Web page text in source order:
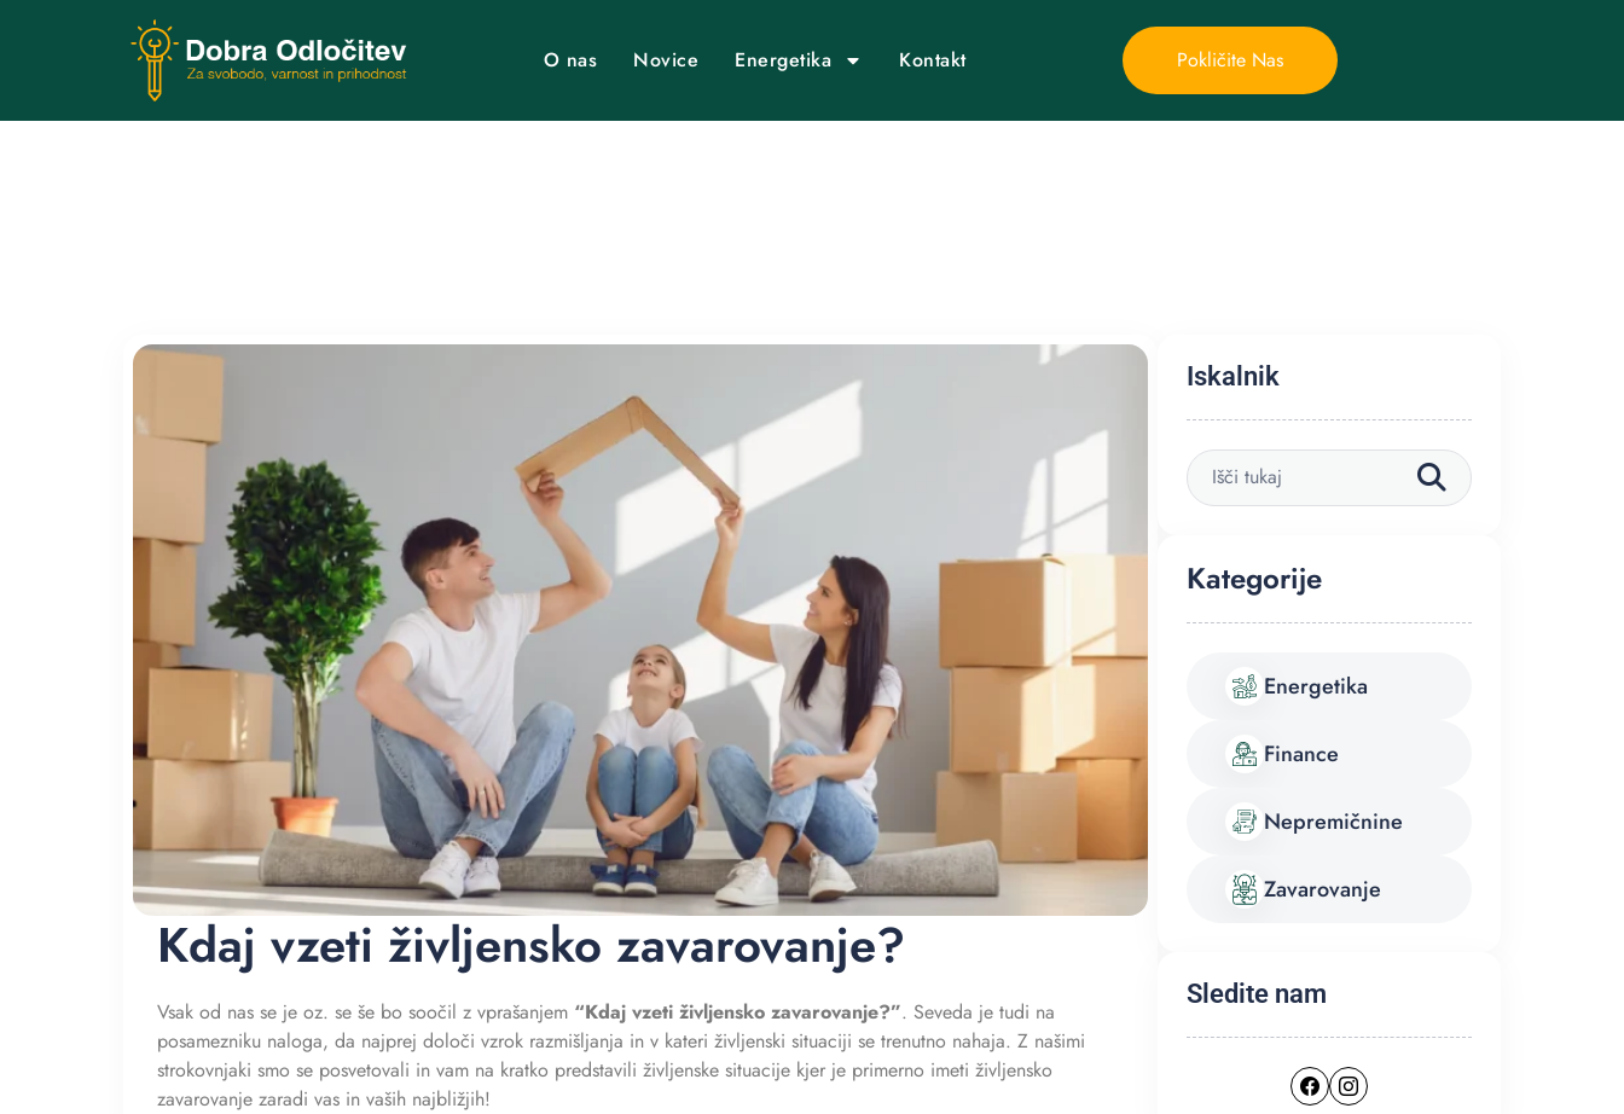
O nas Novice Energetika Kontakt Pokličite Nas
Kdaj vzeti življensko zavarovanje?
Vsak od nas se je oz. se še bo soočil z vprašanjem “Kdaj vzeti življensko zavarovanje?”. Seveda je tudi na
posamezniku naloga, da najprej določi vzrok razmišljanja in v kateri življenski situaciji se trenutno nahaja. Z našimi
strokovnjaki smo se posvetovali in vam na kratko predstavili življenske situacije kjer je primerno imeti življensko
zavarovanje zaradi vas in vaših najbližjih!
Iskalnik
Kategorije
Energetika
Finance
Nepremičnine
Zavarovanje
Sledite nam